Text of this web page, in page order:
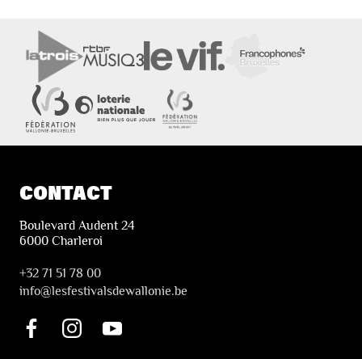
CONTACT
Boulevard Audent 24
6000 Charleroi
+32 71 51 78 00
info@lesfestivalsdewallonie.be